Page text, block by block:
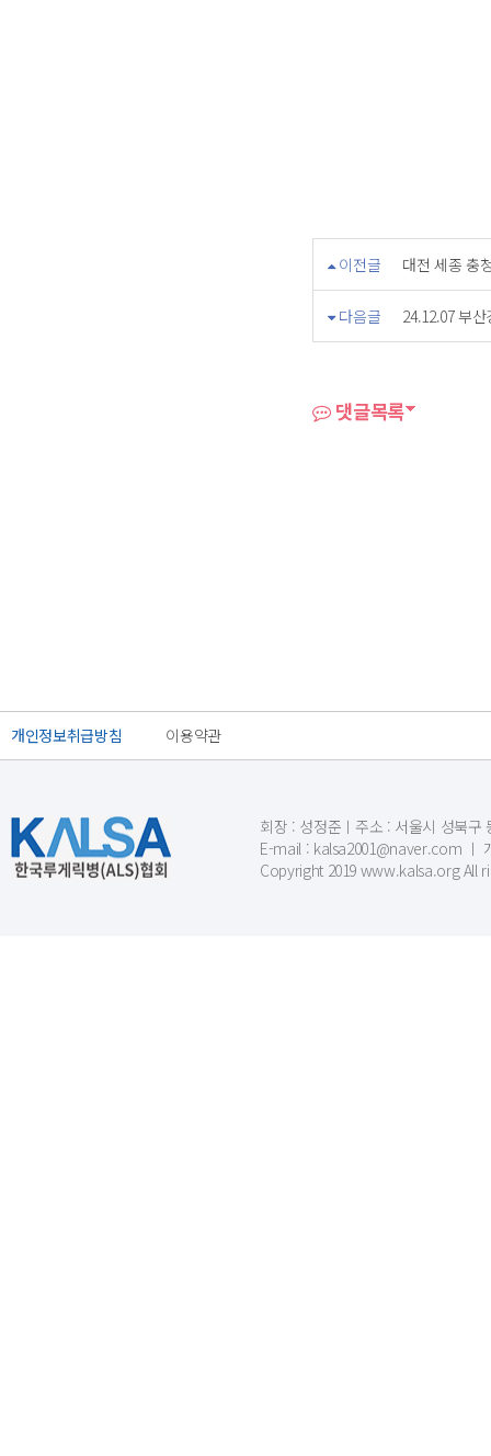
이전글 대전 세종 충
다음글 24.12.07 부
댓글목록
개인정보취급방침 이용약관
회장 : 성정준ㅣ주소 : 서울시 성북구
E-mail : kalsa2001@naver.com ㅣ
Copyright 2019 www.kalsa.org All